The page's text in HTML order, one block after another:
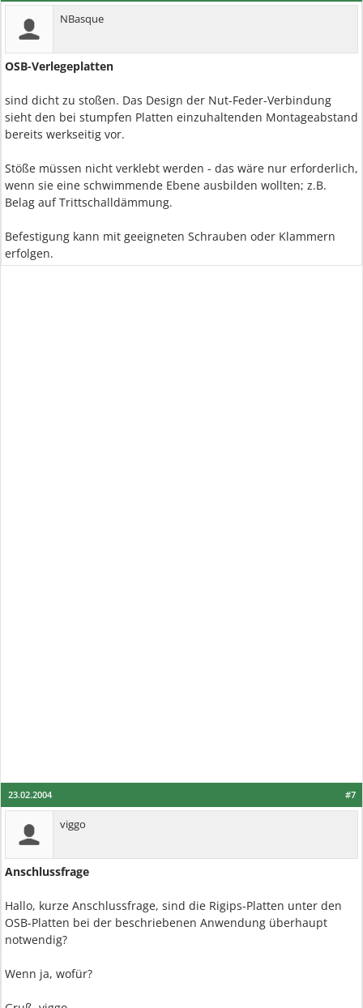
NBasque
OSB-Verlegeplatten
sind dicht zu stoßen. Das Design der Nut-Feder-Verbindung
sieht den bei stumpfen Platten einzuhaltenden Montageabstand
bereits werkseitig vor.
Stöße müssen nicht verklebt werden - das wäre nur erforderlich,
wenn sie eine schwimmende Ebene ausbilden wollten; z.B.
Belag auf Trittschalldämmung.
Befestigung kann mit geeigneten Schrauben oder Klammern
erfolgen.
#7
23.02.2004
viggo
Anschlussfrage
Hallo, kurze Anschlussfrage, sind die Rigips-Platten unter den
OSB-Platten bei der beschriebenen Anwendung überhaupt
notwendig?
Wenn ja, wofür?